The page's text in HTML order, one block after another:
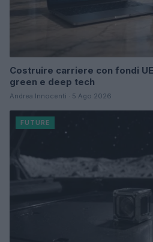
Costruire carriere con fondi
green e deep tech
Andrea Innocenti · 5 Ago 2026
FUTURE